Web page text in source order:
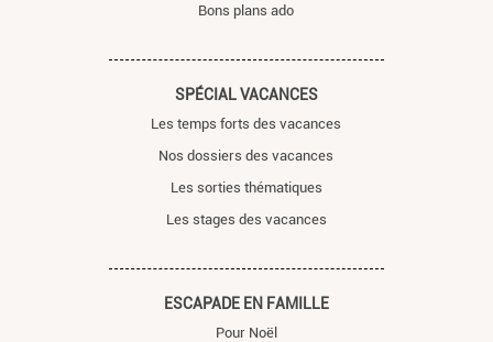
Bons plans ado
SPÉCIAL VACANCES
Les temps forts des vacances
Nos dossiers des vacances
Les sorties thématiques
Les stages des vacances
ESCAPADE EN FAMILLE
Pour Noël